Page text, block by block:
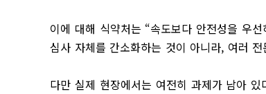
이에 대해 식약처는 “속도보다 안전성을 우
심사 자체를 간소화하는 것이 아니라, 여러
다만 실제 현장에서는 여전히 과제가 남아